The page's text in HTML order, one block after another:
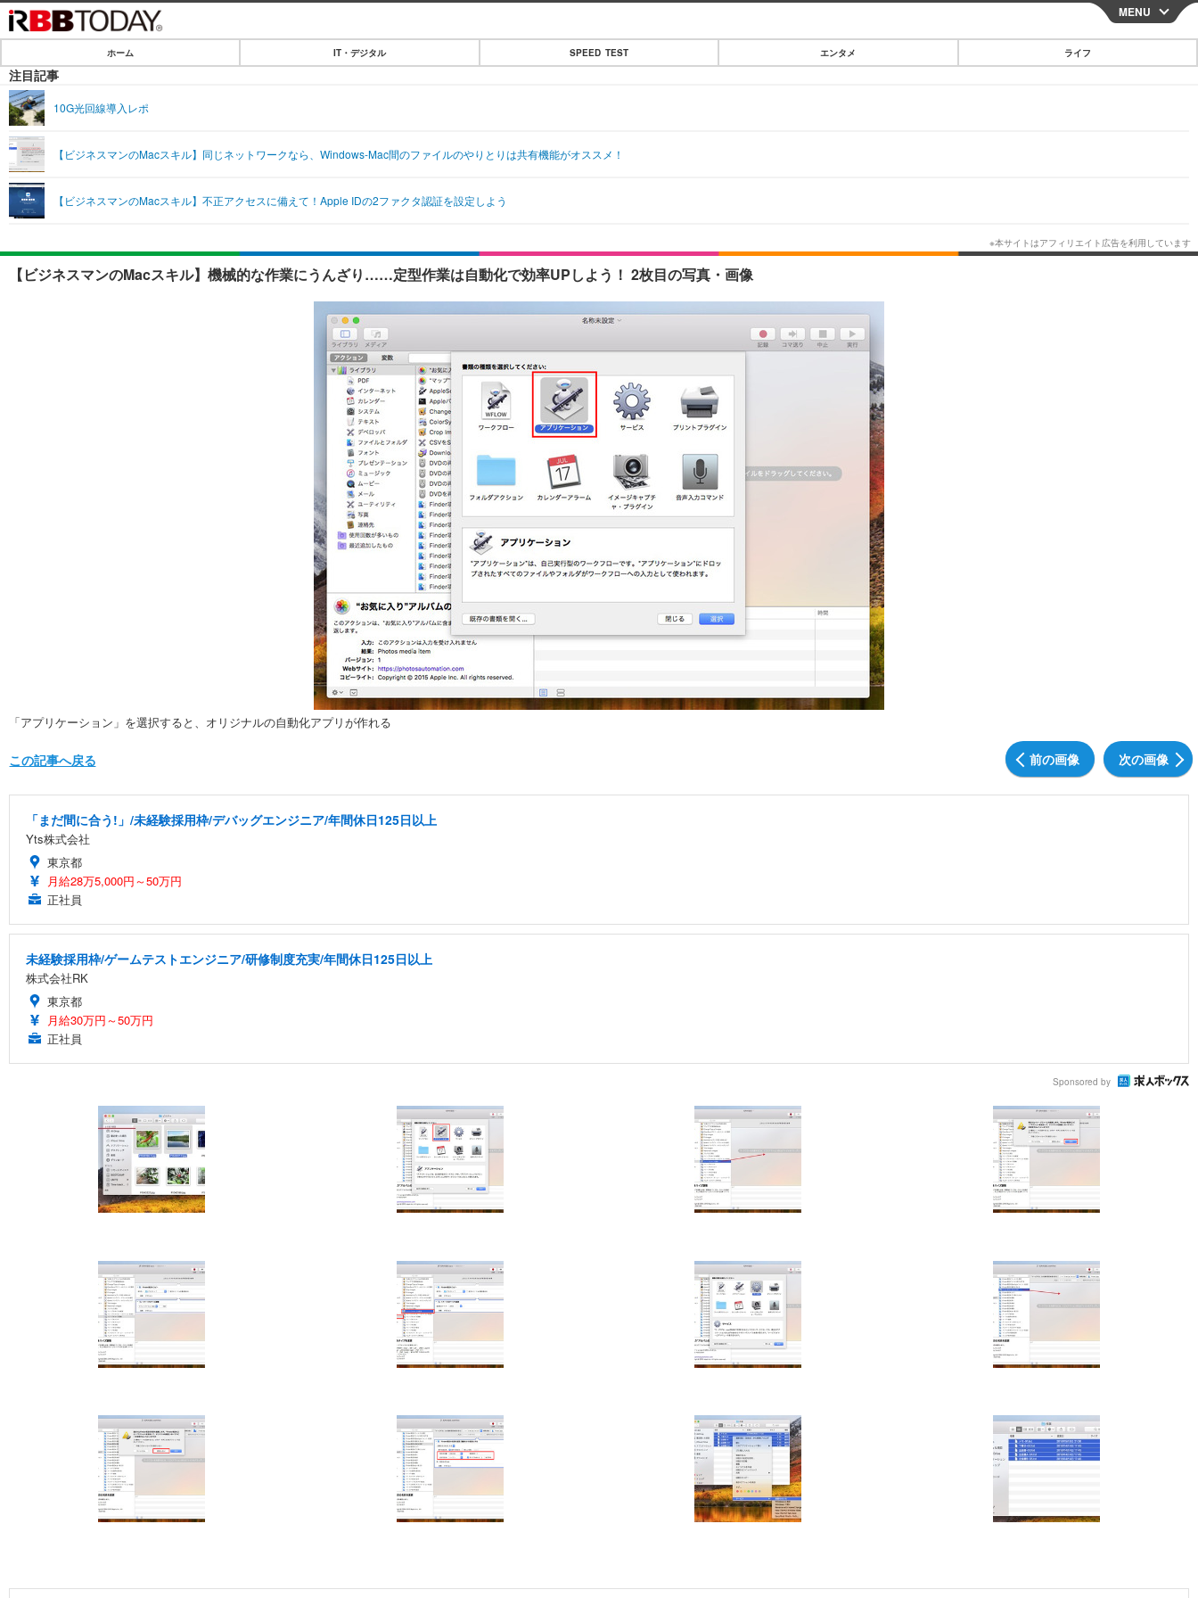
CLOSE
IT・デジタル
ショッピング
SPEED TEST
エンタメ
エンタメTOP
音楽
ショッピング
ライフ
ライフTOP グルメ
ペット
リリース一覧
MENU
ホーム IT・デジタル SPEED TEST エンタメ ライフ
注目記事
10G光回線導入レポ
【ビジネスマンのMacスキル】同じネットワークなら、Windows-Mac間のファイルのやりとりは共有機能がオススメ！
【ビジネスマンのMacスキル】不正アクセスに備えて！Apple IDの2ファクタ認証を設定しよう
【ビジネスマンのMacスキル】機械的な作業にうんざり……定型作業は自動化で効率UPしよう！ 2枚目の写真・画像
「アプリケーション」を選択すると、オリジナルの自動化アプリが作れる
前の画像 次の画像
この記事へ戻る
「まだ間に合う!」/未経験採用枠/デバッグエンジニア/年間休日125日以上
Yts株式会社
東京都
月給28万5,000円～50万円
正社員
未経験採用枠/ゲームテストエンジニア/研修制度充実/年間休日125日以上
株式会社RK
東京都
月給30万円～50万円
正社員
Sponsored by